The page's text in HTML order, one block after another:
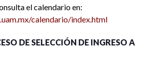
el calendario en:
calendario/index.html
DE SELECCIÓN DE INGRESO A